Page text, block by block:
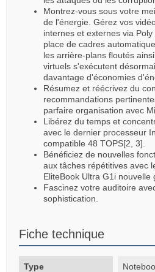
Montrez-vous sous votre
de l'énergie. Gérez vos
internes et externes via
place de cadres
les arrière-plans floutés
virtuels s'exécutent
davantage d'économies
Résumez et réécrivez du
recommandations
parfaire organisation avec
Libérez du temps et
avec le dernier processeur
compatible 48 TOPS[2, 3].
Bénéficiez de nouvelles
aux tâches répétitives avec
EliteBook Ultra G1i nouvelle
Fascinez votre auditoire
sophistication.
Fiche technique
Type